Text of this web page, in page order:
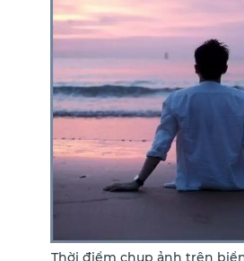
Thời điểm chụp ảnh trên